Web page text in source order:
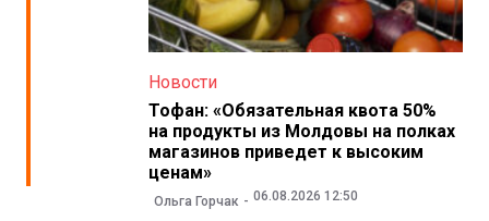
Новости
Тофан: «Обязательная квота 50%
на продукты из Молдовы на полках
магазинов приведет к высоким
ценам»
Ольга Горчак 06.08.2026 12:50